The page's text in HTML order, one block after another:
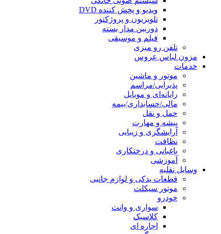
ویدیو و پخش کننده DVD
تلویزیون و پروژکتور
دوربین مدار بسته
فیلم و موسیقی
تلفن رو میزی
مزون لباس عروس
خدمات
موتور و ماشین
پذیرایی/مراسم
رایانه‌ای و موبایل
مالی/حسابداری/بیمه
حمل و نقل
پیشه و مهارت
آرایشگری و زیبایی
نظافت
باغبانی و درختکاری
آموزشی
وسایل نقلیه
قطعات یدکی و لوازم جانبی
موتور سیکلت
خودرو
سواری و وانت
کلاسیک
اجاره ای